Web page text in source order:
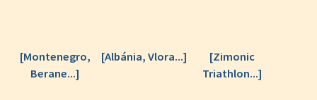
[Montenegro,
Berane...]
[Albánia, Vlora...]
[Zimonic
Triathlon...]